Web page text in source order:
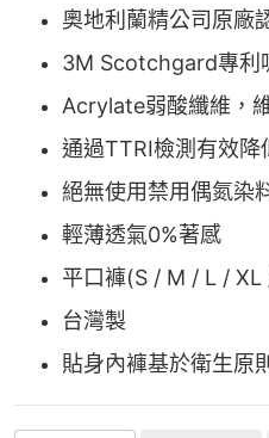
奧地利蘭精公司原廠
3M Scotchgard專利
Acrylate弱酸纖維，
通過TTRI檢測有效降
絕無使用禁用偶氮染
輕薄透氣0%著感
平口褲(S / M / L / XL
台灣製
貼身內褲基於衛生原